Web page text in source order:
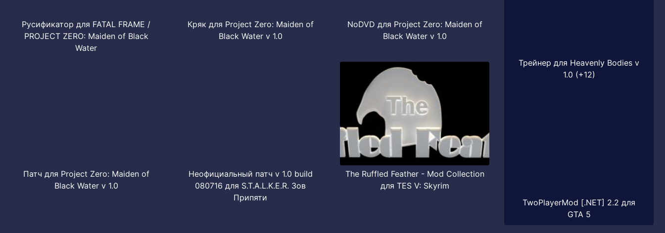
Русификатор для FATAL FRAME /
PROJECT ZERO: Maiden of Black
Water
Кряк для Project Zero: Maiden of
Black Water v 1.0
NoDVD для Project Zero: Maiden of
Black Water v 1.0
Патч для Project Zero: Maiden of
Black Water v 1.0
Неофициальный патч v 1.0 build
080716 для S.T.A.L.K.E.R. Зов
Припяти
The Ruffled Feather - Mod Collection
для TES V: Skyrim
Трейнер для Heavenly Bodies v
1.0 (+12)
TwoPlayerMod [.NET] 2.2 для
GTA 5